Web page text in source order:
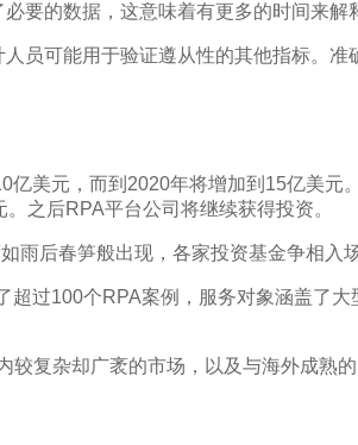
要的数据，这意味着有更多的时间来解
员可能用于验证遵从性的其他指标。
美元，而到2020年将增加到15亿美
之后RPA平台公司将继续获得投资。
后春笋般出现，各家投资基金争相入
过100个RPA案例，服务对象涵盖了
复杂却广袤的市场，以及与海外成熟